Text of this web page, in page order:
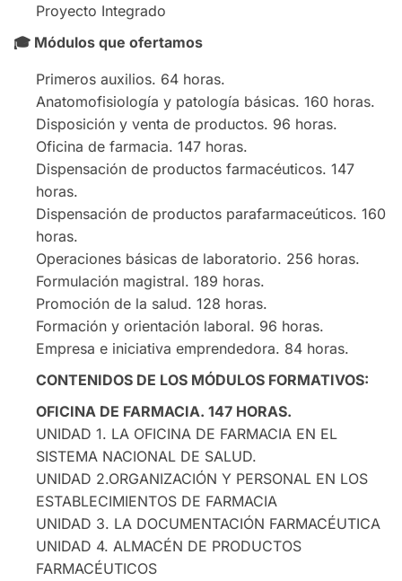
Proyecto Integrado
🎓 Módulos que ofertamos
Primeros auxilios. 64 horas.
Anatomofisiología y patología básicas. 160 horas.
Disposición y venta de productos. 96 horas.
Oficina de farmacia. 147 horas.
Dispensación de productos farmacéuticos. 147
horas.
Dispensación de productos parafarmaceúticos. 160
horas.
Operaciones básicas de laboratorio. 256 horas.
Formulación magistral. 189 horas.
Promoción de la salud. 128 horas.
Formación y orientación laboral. 96 horas.
Empresa e iniciativa emprendedora. 84 horas.
CONTENIDOS DE LOS MÓDULOS FORMATIVOS:
OFICINA DE FARMACIA. 147 HORAS.
UNIDAD 1. LA OFICINA DE FARMACIA EN EL
SISTEMA NACIONAL DE SALUD.
UNIDAD 2.ORGANIZACIÓN Y PERSONAL EN LOS
ESTABLECIMIENTOS DE FARMACIA
UNIDAD 3. LA DOCUMENTACIÓN FARMACÉUTICA
UNIDAD 4. ALMACÉN DE PRODUCTOS
FARMACÉUTICOS